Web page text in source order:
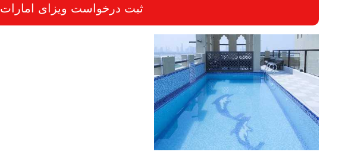
ثبت درخواست ویزای امارات